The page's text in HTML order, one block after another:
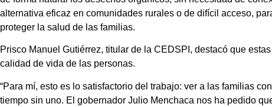
alternativa eficaz en comunidades rurales o de difícil acceso,
proteger la salud de las familias.
Prisco Manuel Gutiérrez, titular de la CEDSPI, destacó que
calidad de vida de las personas.
“Para mí, esto es lo satisfactorio del trabajo: ver a las familias
tiempo sin uno. El gobernador Julio Menchaca nos ha pedido